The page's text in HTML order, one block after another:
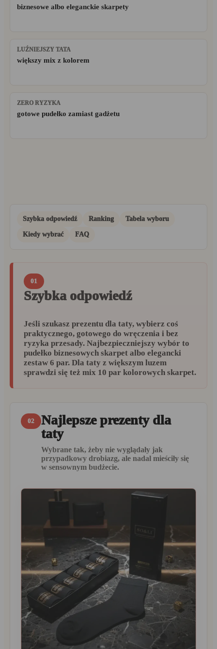
biznesowe albo eleganckie skarpety
LUŹNIEJSZY TATA
większy mix z kolorem
ZERO RYZYKA
gotowe pudełko zamiast gadżetu
Szybka odpowiedź Ranking Tabela wyboru
Kiedy wybrać FAQ
01
Szybka odpowiedź
Jeśli szukasz prezentu dla taty, wybierz coś
praktycznego, gotowego do wręczenia i bez
ryzyka przesady. Najbezpieczniejszy wybór to
pudełko biznesowych skarpet albo elegancki
zestaw 6 par. Dla taty z większym luzem
sprawdzi się też mix 10 par kolorowych skarpet.
02
Najlepsze prezenty dla
taty
Wybrane tak, żeby nie wyglądały jak
przypadkowy drobiazg, ale nadal mieściły się
w sensownym budżecie.